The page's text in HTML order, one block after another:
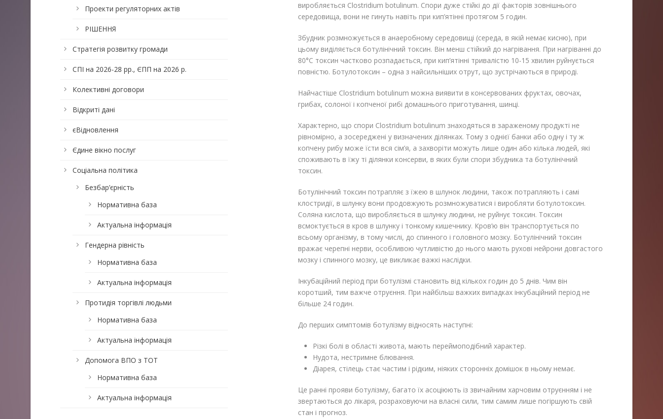
виробляється Clostridium botulinum. Спори дуже стійкі до дії факторів зовнішнього
середовища, вони не гинуть навіть при кип’ятінні протягом 5 годин.
Збудник розмножується в анаеробному середовищі (середа, в якій немає кисню), при
цьому виділяється ботулінічний токсин. Він менш стійкий до нагрівання. При нагріванні до
80°С токсин частково розпадається, при кип’ятінні тривалістю 10-15 хвилин руйнується
повністю. Ботулотоксин – одна з найсильніших отрут, що зустрічаються в природі.
Найчастіше Clostridium botulinum можна виявити в консервованих фруктах, овочах,
грибах, солоної і копченої рибі домашнього приготування, шинці.
Характерно, що спори Clostridium botulinum знаходяться в зараженому продукті не
рівномірно, а зосереджені у визначених ділянках. Тому з однієї банки або одну і ту ж
копчену рибу може їсти вся сім’я, а захворіти можуть лише один або кілька людей, які
споживають в їжу ті ділянки консерви, в яких були спори збудника та ботулінічний
токсин.
Ботулінічний токсин потрапляє з їжею в шлунок людини, також потрапляють і самі
клостридії, в шлунку вони продовжують розмножуватися і виробляти ботулотоксин.
Соляна кислота, що виробляється в шлунку людини, не руйнує токсин. Токсин
всмоктується в кров в шлунку і тонкому кишечнику. Кров’ю він транспортується по
всьому організму, в тому числі, до спинного і головного мозку. Ботулінічний токсин
вражає черепні нерви, особливою чутливістю до нього мають рухові нейрони довгастого
мозку і спинного мозку, це викликає важкі наслідки.
Інкубаційний період при ботулізмі становить від кількох годин до 5 днів. Чим він
коротший, тим важче отруєння. При найбільш важких випадках інкубаційний період не
більше 24 годин.
До перших симптомів ботулізму відносять наступні:
Різкі болі в області живота, мають переймоподібний характер.
Нудота, нестримне блювання.
Діарея, стілець стає частим і рідким, ніяких сторонніх домішок в ньому немає.
Це ранні прояви ботулізму, багато їх асоціюють із звичайним харчовим отруєнням і не
звертаються до лікаря, розраховуючи на власні сили, тим самим лише погіршують свій
стан і прогноз.
Проекти регуляторних актів
РІШЕННЯ
Стратегія розвитку громади
СПІ на 2026-28 рр., ЄПП на 2026 р.
Колективні договори
Відкриті дані
єВідновлення
Єдине вікно послуг
Соціальна політика
Безбар’єрність
Нормативна база
Актуальна інформація
Гендерна рівність
Нормативна база
Актуальна інформація
Протидія торгівлі людьми
Нормативна база
Актуальна інформація
Допомога ВПО з ТОТ
Нормативна база
Актуальна інформація